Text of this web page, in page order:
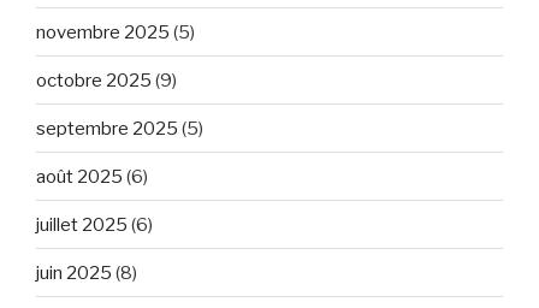
novembre 2025 (5)
octobre 2025 (9)
septembre 2025 (5)
août 2025 (6)
juillet 2025 (6)
juin 2025 (8)